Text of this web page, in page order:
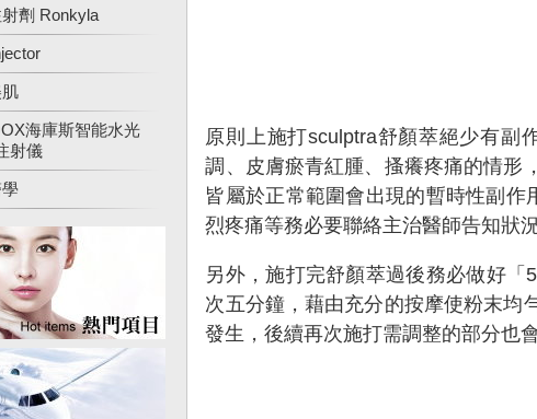
劑 Ronkyla
海庫斯智能水光
射儀
原則上施打sculptra舒顏萃絕少有副
調、皮膚瘀青紅腫、搔癢疼痛的情形
皆屬於正常範圍會出現的暫時性副作
烈疼痛等務必要聯絡主治醫師告知狀
另外，施打完舒顏萃過後務必做好「
次五分鐘，藉由充分的按摩使粉末均
發生，後續再次施打需調整的部分也